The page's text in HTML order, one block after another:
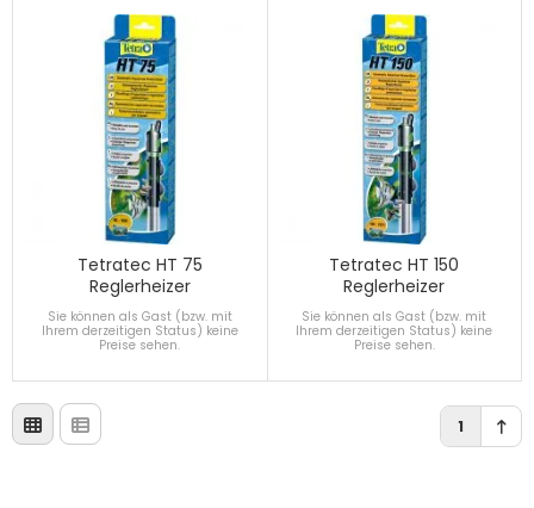
Tetratec HT 75
Reglerheizer
Sie können als Gast (bzw. mit
Ihrem derzeitigen Status) keine
Preise sehen.
Tetratec HT 150
Reglerheizer
Sie können als Gast (bzw. mit
Ihrem derzeitigen Status) keine
Preise sehen.
1